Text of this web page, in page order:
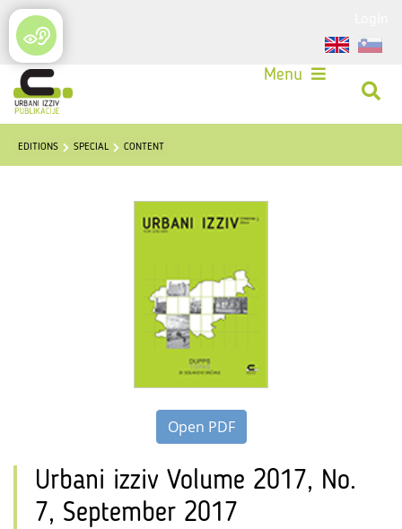
Menu
EDITIONS SPECIAL CONTENT
Open PDF
Urbani izziv Volume 2017, No.
7, September 2017